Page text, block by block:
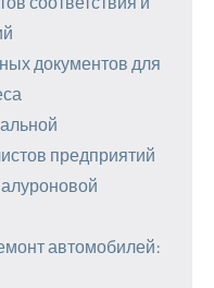
документов для
предприятий
автомобилей: